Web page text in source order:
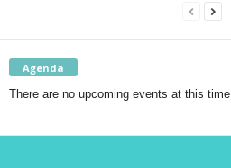
Agenda
There are no upcoming events at this time.